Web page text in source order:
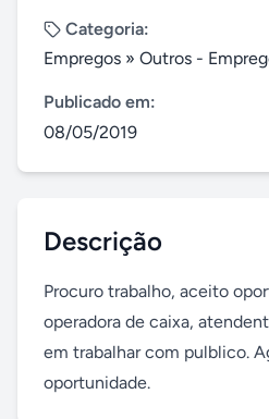
Categoria:
Empregos » Outros -
Publicado em:
08/05/2019
Descrição
Procuro trabalho, aceito
operadora de caixa,
em trabalhar com pulblico.
oportunidade.